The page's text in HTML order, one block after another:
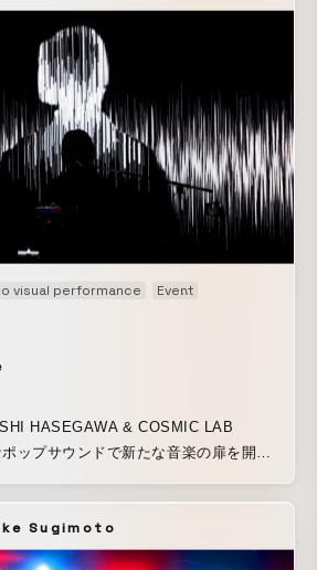
visual performance Event
HASEGAWA & COSMIC LAB
年12月26日に味園ユニバースを舞台
Nyegeフェスへの出演を果た
アンリミテッドな∈Y∋ (BOREDOMS)
Sugimoto